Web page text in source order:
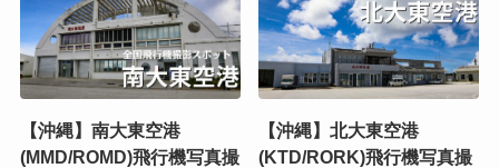
【沖縄】南大東空港
(MMD/ROMD)飛行機写真撮
【沖縄】北大東空港
(KTD/RORK)飛行機写真撮